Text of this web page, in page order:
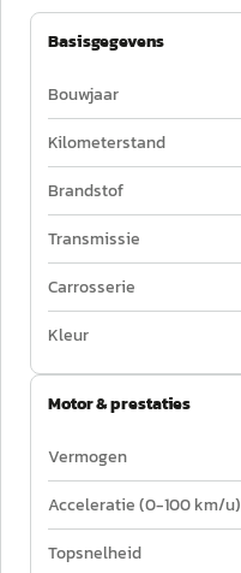
Basisgegevens
Bouwjaar
Kilometerstand
Brandstof
Transmissie
Carrosserie
Kleur
Motor & prestaties
Vermogen
Acceleratie (0-100 km/u)
Topsnelheid